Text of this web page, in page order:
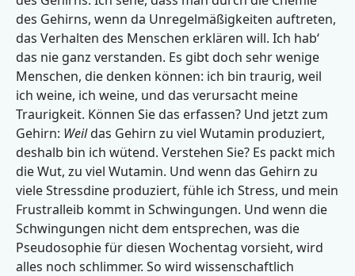
des Gehirns, wenn da Unregelmäßigkeiten auftreten,
das Verhalten des Menschen erklären will. Ich hab‘
das nie ganz verstanden. Es gibt doch sehr wenige
Menschen, die denken können: ich bin traurig, weil
ich weine, ich weine, und das verursacht meine
Traurigkeit. Können Sie das erfassen? Und jetzt zum
Gehirn: Weildas Gehirn zu viel Wutamin produziert,
deshalb bin ich wütend. Verstehen Sie? Es packt mich
die Wut, zu viel Wutamin. Und wenn das Gehirn zu
viele Stressdine produziert, fühle ich Stress, und mein
Frustralleib kommt in Schwingungen. Und wenn die
Schwingungen nicht dem entsprechen, was die
Pseudosophie für diesen Wochentag vorsieht, wird
alles noch schlimmer. So wird wissenschaftlich